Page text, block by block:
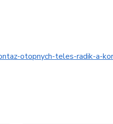
otopnych-teles-radik-a-